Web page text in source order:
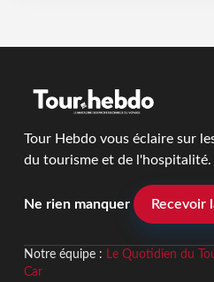
Tour Hebdo vous éclaire sur
du tourisme et de l'hospitalité.
Ne rien manquer Recevoir
Notre équipe : Le Quotidien du
Car